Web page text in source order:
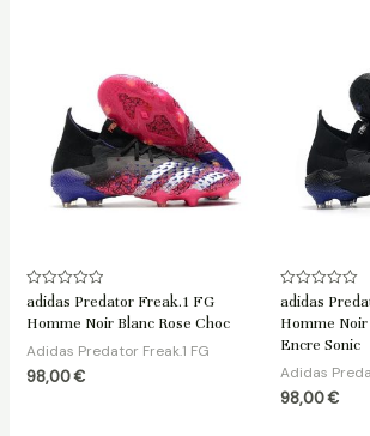
Note
sur
adidas Predator Freak.1 FG
Homme Noir Blanc Rose Choc
Adidas Predator Freak.1 FG
98,00€
Note
sur
5
adidas
Homme
Encre Sonic
Adidas
98,00€